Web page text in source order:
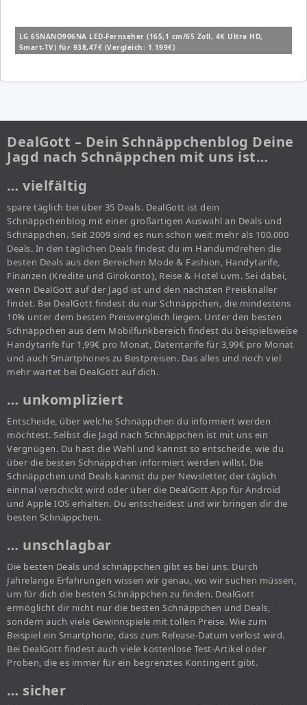
LG 65NANO906NA LED-Fernseher (165,1 cm/65 Zoll, 4K Ultra HD,
Smart-TV) für 938,47€ (Vergleich: 1.199€)
DealGott – Dein Schnäppchenblog Deine
Jagd nach Schnäppchen mit uns ist…
… vielfältig
spare täglich bei über 35 Deals. DealGott ist dein
Schnäppchenblog mit einer großartigen Auswahl an Deals und
Schnäppchen. Seit 2009 sind es nun schon weit mehr als 100.000
Deals. In den täglichen Deals findest du im Handumdrehen die
besten Deals aus den Bereichen Mode & Fashion, Handytarife,
Finanzen (Kredite und Girokonto), Reise & Hotel uvm. Sei dabei,
wenn DealGott auf der Jagd ist und den nächsten Preisknaller
findet. Bei DealGott findest du nur Schnäppchen, die mindestens
10% unter dem besten Preisvergleich liegen. Unter den besten
Schnäppchen aus dem Mobilfunkbereich findest du beispielsweise
Handytarife für 1,99€ pro Monat, Datentarife für 3,99€ pro Monat
und auch Smartphones zu Bestpreisen. Das alles und noch viel
mehr wartet bei DealGott auf dich.
… unkompliziert
Entscheide, über welche Schnäppchen du informiert werden
möchtest. Selbst die Jagd nach Schnäppchen ist mit uns ein
Vergnügen. Du hast die Wahl und kannst so entscheide, wie du
über die besten Schnäppchen informiert werden willst. Die
Schnäppchen und Deals kannst du per Newsletter, der täglich
einmal verschickt wird oder über die DealGott App für Android
und Apple IOS erhalten. Du entscheidest und wir bringen dir die
besten Schnäppchen.
… unschlagbar
Die besten Deals und schnäppchen gibt es bei uns. Durch
Jahrelange Erfahrungen wissen wir genau, wo wir suchen müssen,
um für dich die besten Schnäppchen zu finden. DealGott
ermöglicht dir nicht nur die besten Schnäppchen und Deals,
sondern auch viele Gewinnspiele mit tollen Preise. Wie zum
Beispiel ein Smartphone, dass zum Release-Datum verlost wird.
Bei DealGott findest auch viele kostenlose Test-Artikel oder
Proben, die es immer für ein begrenztes Kontingent gibt.
… sicher